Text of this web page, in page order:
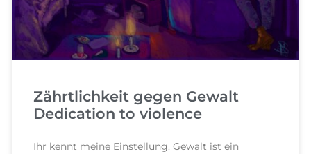
Zährtlichkeit gegen Gewalt
Dedication to violence
Ihr kennt meine Einstellung. Gewalt ist ein